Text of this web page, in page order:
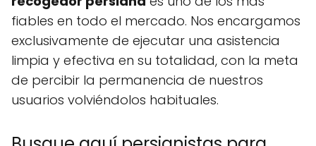
fiables en todo el mercado. Nos encargamos
exclusivamente de ejecutar una asistencia
limpia y efectiva en su totalidad, con la meta
de percibir la permanencia de nuestros
usuarios volviéndolos habituales.